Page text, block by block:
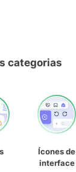
categorias
Ícones de
interface